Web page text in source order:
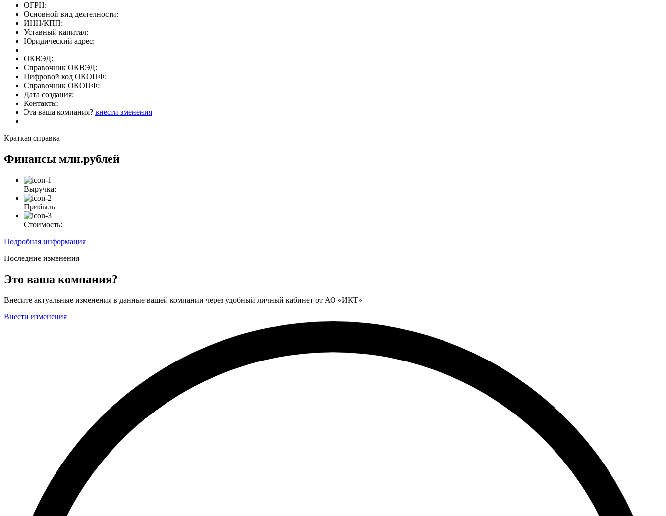
ОГРН:
Основной вид деятелности:
ИНН/КПП:
Уставный капитал:
Юридический адрес:
ОКВЭД:
Справочник ОКВЭД:
Цифровой код ОКОПФ:
Справочник ОКОПФ:
Дата создания:
Контакты:
Эта ваша компания? внести зменения
Краткая справка
Финансы млн.рублей
Выручка:
Прибыль:
Стоимость:
Подробная информация
Последние изменения
Это ваша компания?
Внесите актуальные изменения в данные вашей компании через удобный личный кабинет от АО «ИКТ»
Внести изменения